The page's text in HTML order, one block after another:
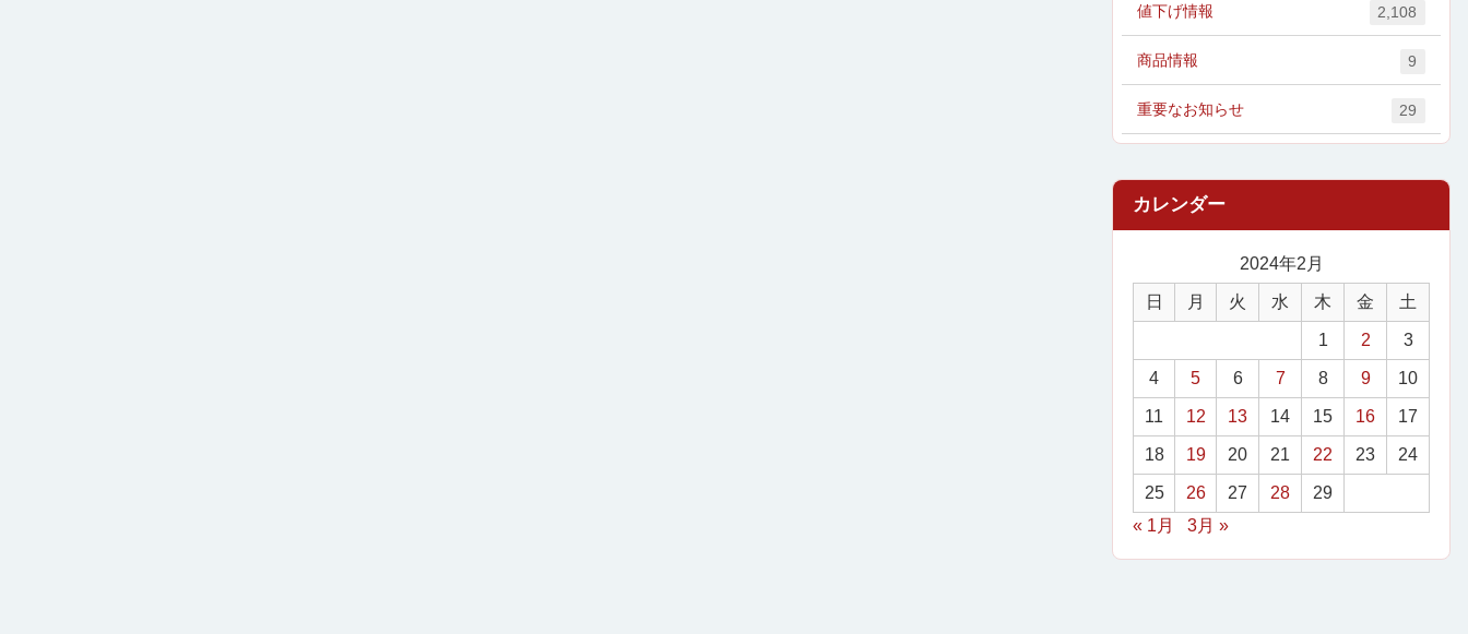
値下げ情報 2,108
商品情報 9
重要なお知らせ 29
2024年2月
日 月 火 水 木 金 土
1 2 3
4 5 6 7 8 9 10
11 12 13 14 15 16 17
18 19 20 21 22 23 24
25 26 27 28
29
« 1月
3月 »